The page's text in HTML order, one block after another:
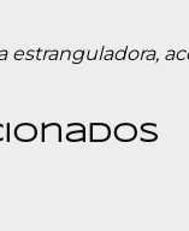
estranguladora,